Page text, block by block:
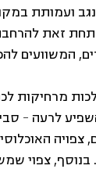
ועמותת
זאת להרחבה
המשוועים
מרחיקות
לרעה –
בנוסף, צפוי